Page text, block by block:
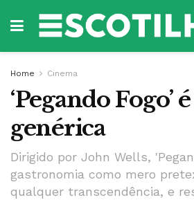
Home Cinema
‘Pegando Fogo’
genérica
Dirigido por John Wells,
gastronomia como mero
qualquer transcendência, e